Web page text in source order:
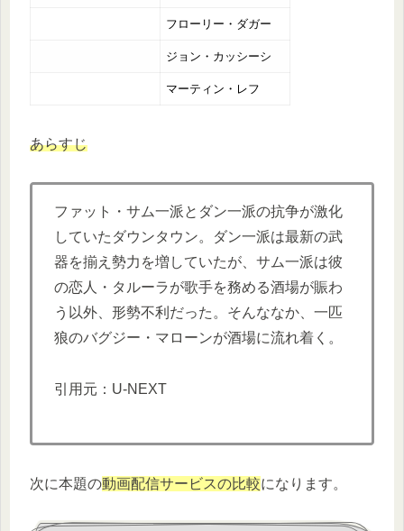
フローリー・ダガー
ジョン・カッシーシ
マーティン・レフ
あらすじ
ファット・サム一派とダン一派の抗争が激化
していたダウンタウン。ダン一派は最新の武
器を揃え勢力を増していたが、サム一派は彼
の恋人・タルーラが歌手を務める酒場が賑わ
う以外、形勢不利だった。そんななか、一匹
狼のバグジー・マローンが酒場に流れ着く。
引用元：U-NEXT
次に本題の動画配信サービスの比較になります。